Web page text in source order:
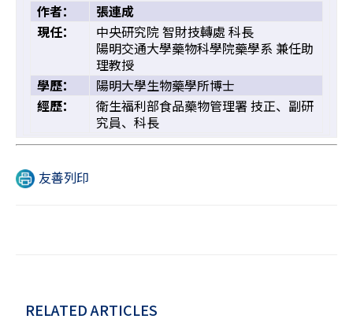
作者：
張連成
現任：
中央研究院 智財技轉處 科長
陽明交通大學藥物科學院藥學系 兼任助
理教授
學歷：
陽明大學生物藥學所博士
經歷：
衛生福利部食品藥物管理署 技正、副研
究員、科長
友善列印
RELATED ARTICLES